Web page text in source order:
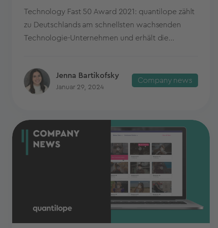
Technology Fast 50 Award 2021: quantilope zählt
zu Deutschlands am schnellsten wachsenden
Technologie-Unternehmen und erhält die...
Jenna Bartikofsky
Januar 29, 2024
Company news